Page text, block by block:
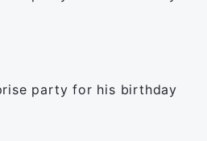
party for his birthday